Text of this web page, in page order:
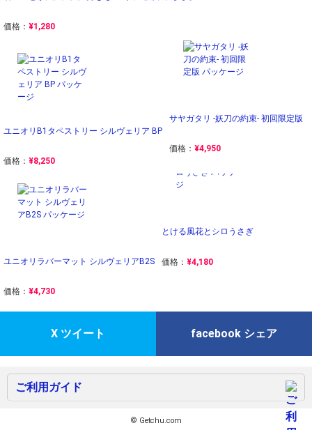
価格： ¥1,280
ユニオリB1タペストリー シルヴェリア BP
価格： ¥8,250
サヤガタリ -妖刀の約束- 初回限定版
価格： ¥4,950
ユニオリラバーマット シルヴェリアB2S
価格： ¥4,730
とける風花とシロうさぎ
価格： ¥4,180
X ツイート facebook シェア
ご利用ガイド
© Getchu.com